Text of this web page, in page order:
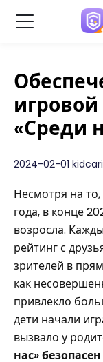
«Среди
2024-02-01
Несмотря на то,
года, в конце
возросла.
рейтинг с
зрителей в
как
привлекло
дети начали
вызвало у
нас»